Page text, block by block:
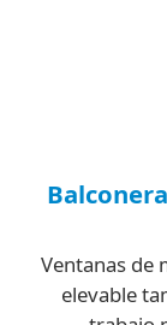
Ventanas de
elevable